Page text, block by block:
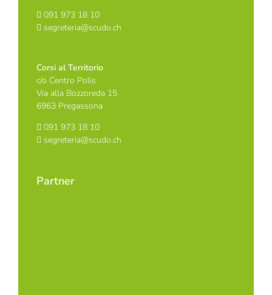
091 973 18 10
segreteria@scudo.ch
Corsi al Territorio
c/o Centro Polis
Via alla Bozzoreda 15
6963 Pregassona
091 973 18 10
segreteria@scudo.ch
Partner